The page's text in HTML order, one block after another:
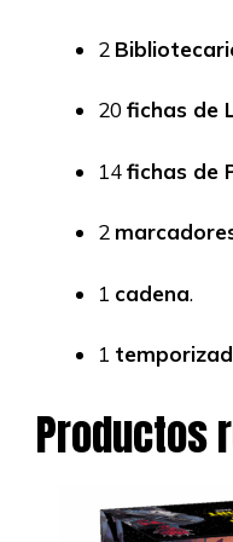
2
20 fichas de
14fichas de
2
1 cadena.
1
Productos